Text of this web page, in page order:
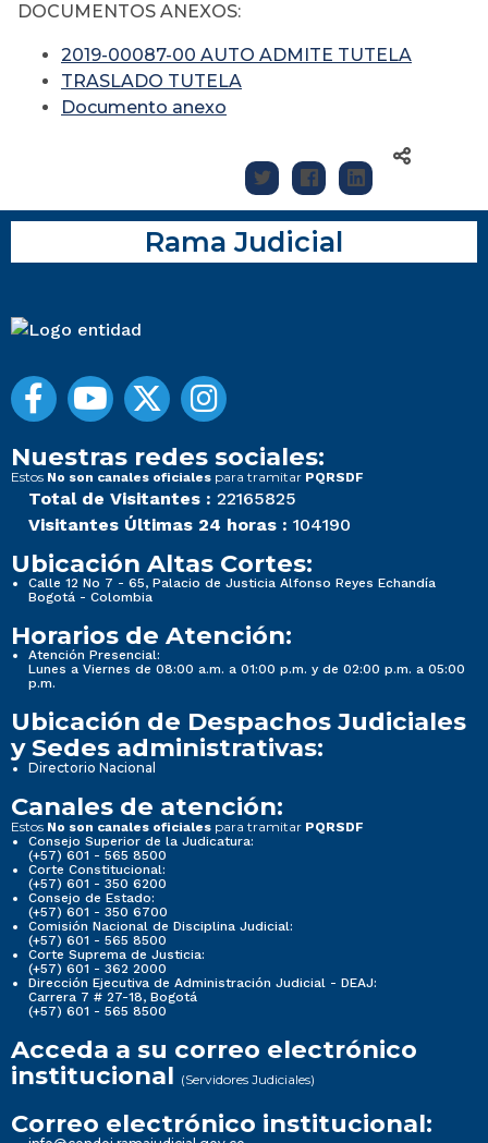
DOCUMENTOS ANEXOS:
2019-00087-00 AUTO ADMITE TUTELA
TRASLADO TUTELA
Documento anexo
Rama Judicial
Nuestras redes sociales:
Estos No son canales oficiales para tramitar PQRSDF
Total de Visitantes : 22165825
Visitantes Últimas 24 horas : 104190
Ubicación Altas Cortes:
Calle 12 No 7 - 65, Palacio de Justicia Alfonso Reyes Echandía
Bogotá - Colombia
Horarios de Atención:
Atención Presencial:
Lunes a Viernes de 08:00 a.m. a 01:00 p.m. y de 02:00 p.m. a 05:00
p.m.
Ubicación de Despachos Judiciales
y Sedes administrativas:
Directorio Nacional
Canales de atención:
Estos No son canales oficiales para tramitar PQRSDF
Consejo Superior de la Judicatura:
(+57) 601 - 565 8500
Corte Constitucional:
(+57) 601 - 350 6200
Consejo de Estado:
(+57) 601 - 350 6700
Comisión Nacional de Disciplina Judicial:
(+57) 601 - 565 8500
Corte Suprema de Justicia:
(+57) 601 - 362 2000
Dirección Ejecutiva de Administración Judicial - DEAJ:
Carrera 7 # 27-18, Bogotá
(+57) 601 - 565 8500
Acceda a su correo electrónico
institucional (Servidores Judiciales)
Correo electrónico institucional: